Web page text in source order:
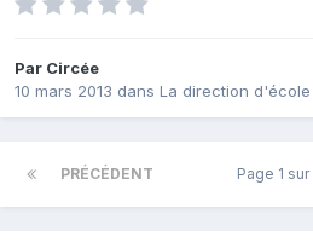
Par Circée
10 mars 2013 dans La direction d'école
PRÉCÉDENT Page 1 sur